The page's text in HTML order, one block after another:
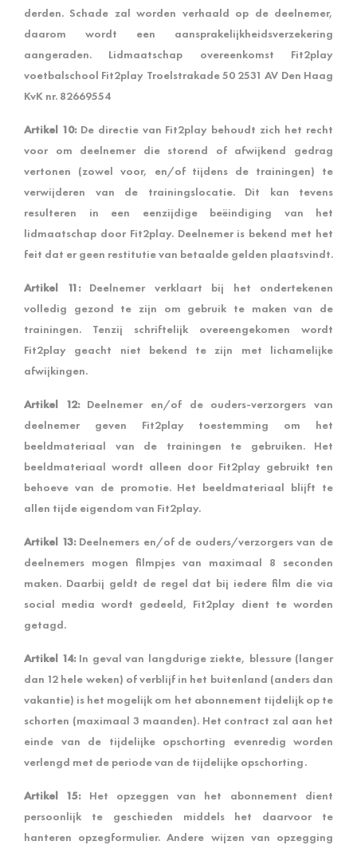
derden. Schade zal worden verhaald op de deelnemer,
daarom wordt een aansprakelijkheidsverzekering
aangeraden. Lidmaatschap overeenkomst Fit2play
voetbalschool Fit2play Troelstrakade 50 2531 AV Den Haag
KvK nr. 82669554
Artikel 10:De directie van Fit2play behoudt zich het recht
voor om deelnemer die storend of afwijkend gedrag
vertonen (zowel voor, en/of tijdens de trainingen) te
verwijderen van de trainingslocatie. Dit kan tevens
resulteren in een eenzijdige beëindiging van het
lidmaatschap door Fit2play. Deelnemer is bekend met het
feit dat er geen restitutie van betaalde gelden plaatsvindt.
Artikel 11:Deelnemer verklaart bij het ondertekenen
volledig gezond te zijn om gebruik te maken van de
trainingen. Tenzij schriftelijk overeengekomen wordt
Fit2play geacht niet bekend te zijn met lichamelijke
afwijkingen.
Artikel 12:Deelnemer en/of de ouders-verzorgers van
deelnemer geven Fit2play toestemming om het
beeldmateriaal van de trainingen te gebruiken. Het
beeldmateriaal wordt alleen door Fit2play gebruikt ten
behoeve van de promotie. Het beeldmateriaal blijft te
allen tijde eigendom van Fit2play.
Artikel 13:Deelnemers en/of de ouders/verzorgers van de
deelnemers mogen filmpjes van maximaal 8 seconden
maken. Daarbij geldt de regel dat bij iedere film die via
social media wordt gedeeld, Fit2play dient te worden
getagd.
Artikel 14:In geval van langdurige ziekte, blessure (langer
dan 12 hele weken) of verblijf in het buitenland (anders dan
vakantie) is het mogelijk om het abonnement tijdelijk op te
schorten (maximaal 3 maanden). Het contract zal aan het
einde van de tijdelijke opschorting evenredig worden
verlengd met de periode van de tijdelijke opschorting.
Artikel 15:Het opzeggen van het abonnement dient
persoonlijk te geschieden middels het daarvoor te
hanteren opzegformulier. Andere wijzen van opzegging